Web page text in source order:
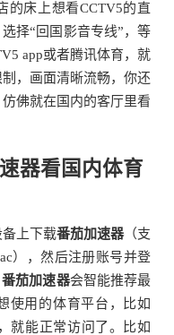
的床上想看CCTV5的直
选择“回国影音专线”，等
app或者腾讯体育，就
，画面清晰流畅，你还
佛就在国内的客厅里看
器看国内体育
上下载番茄加速器（支
），然后注册账号并登
番茄加速器会智能推荐最
使用的体育平台，比如
就能正常访问了。比如